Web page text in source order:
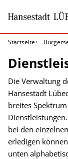
Startseite
Die Verwaltung
Hansestadt
breites
bei den
erledigen
unten